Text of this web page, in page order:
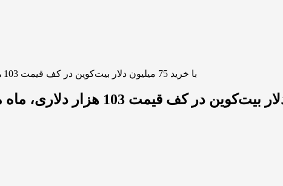
استراتژی (Strategy) با خرید 75 میلیون دلار بیت‌کوین در کف قیمت 103 هزار دلاری، ماه می را به پایان رساند